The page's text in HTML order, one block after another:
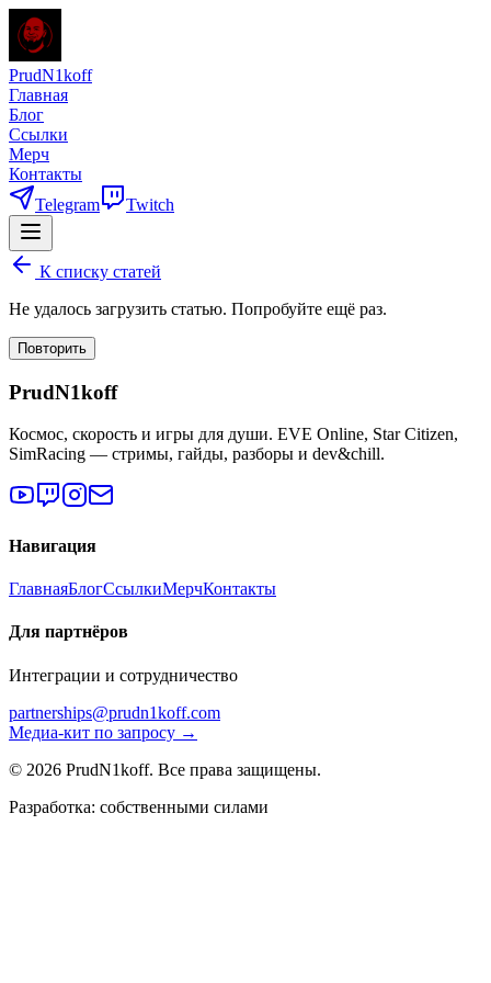
PrudN1koff
Главная
Блог
Ссылки
Мерч
Контакты
Telegram
Twitch
К списку статей
Не удалось загрузить статью. Попробуйте ещё раз.
Повторить
PrudN1koff
Космос, скорость и игры для души. EVE Online, Star Citizen,
SimRacing — стримы, гайды, разборы и dev&chill.
Навигация
ГлавнаяБлогСсылкиМерчКонтакты
Для партнёров
Интеграции и сотрудничество
partnerships@prudn1koff.com
Медиа-кит по запросу →
© 2026 PrudN1koff. Все права защищены.
Разработка: собственными силами